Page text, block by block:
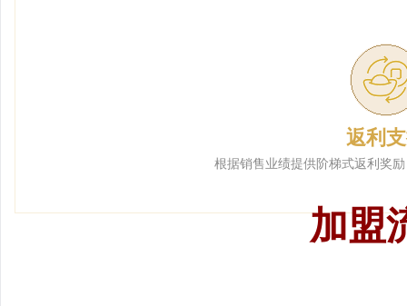
返利
根据销售业绩提供阶梯式返利奖
加盟